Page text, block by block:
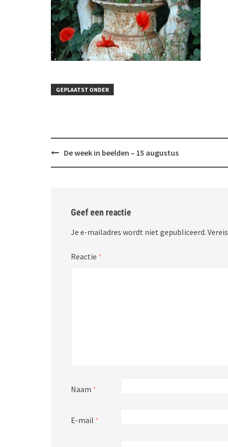
GEPLAATST ONDER
BerichtDe week in beelden – 15 augustus
Geef een reactie
Je e-mailadres wordt niet gepubliceerd.
Reactie *
Naam *
E-mail *